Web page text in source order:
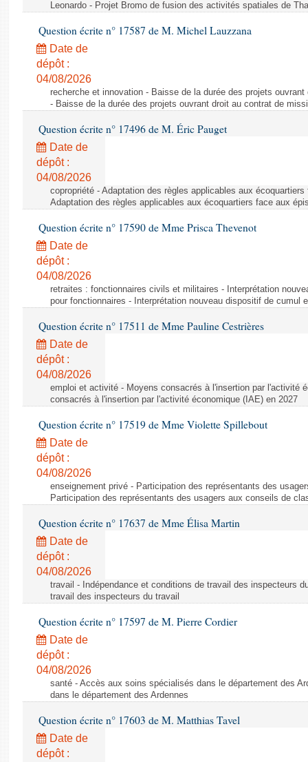
Dossiers législatifs
Budget et sécurité sociale
Questions écrites et orales
Comptes rendus des débats
Leonardo - Projet Bromo de fusion des activités spatiales de
Question écrite n° 17587 de M. Michel Lauzzana
Date de
dépôt :
04/08/2026
recherche et innovation - Baisse de la durée des projets
- Baisse de la durée des projets ouvrant droit au contrat de
Question écrite n° 17496 de M. Éric Pauget
Date de
dépôt :
04/08/2026
copropriété - Adaptation des règles applicables aux
Adaptation des règles applicables aux écoquartiers face aux
Question écrite n° 17590 de Mme Prisca Thevenot
Date de
dépôt :
04/08/2026
retraites : fonctionnaires civils et militaires - Interprétation
pour fonctionnaires - Interprétation nouveau dispositif de cumul
Question écrite n° 17511 de Mme Pauline Cestrières
Date de
dépôt :
04/08/2026
emploi et activité - Moyens consacrés à l'insertion par l'activité
consacrés à l'insertion par l'activité économique (IAE) en 2027
Question écrite n° 17519 de Mme Violette Spillebout
Date de
dépôt :
04/08/2026
enseignement privé - Participation des représentants des
Participation des représentants des usagers aux conseils de
Question écrite n° 17637 de Mme Élisa Martin
Date de
dépôt :
04/08/2026
travail - Indépendance et conditions de travail des inspecteurs
travail des inspecteurs du travail
Question écrite n° 17597 de M. Pierre Cordier
Date de
dépôt :
04/08/2026
santé - Accès aux soins spécialisés dans le département des
dans le département des Ardennes
Question écrite n° 17603 de M. Matthias Tavel
Date de
dépôt :